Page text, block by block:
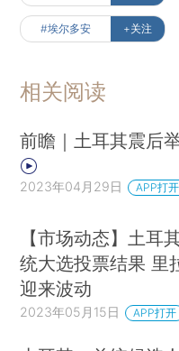
#埃尔多安 +关注
相关阅读
前瞻｜土耳其震后
2023年04月29日 APP打开
【市场动态】土耳
统大选投票结果 里
迎来波动
2023年05月15日 APP打开